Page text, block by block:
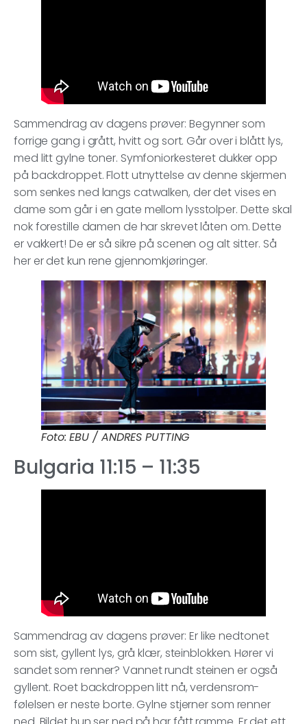
Sammendrag av dagens prøver: Begynner som
forrige gang i grått, hvitt og sort. Går over i blått lys,
med litt gylne toner. Symfoniorkesteret dukker opp
på backdroppet. Flott utnyttelse av denne skjermen
som senkes ned langs catwalken, der det vises en
dame som går i en gate mellom lysstolper. Dette skal
nok forestille damen de har skrevet låten om. Dette
er vakkert! De er så sikre på scenen og alt sitter. Så
her er det kun rene gjennomkjøringer.
Foto: EBU / ANDRES PUTTING
Bulgaria 11:15 – 11:35
Sammendrag av dagens prøver: Er like nedtonet
som sist, gyllent lys, grå klær, steinblokken. Hører vi
sandet som renner? Vannet rundt steinen er også
gyllent. Roet backdroppen litt nå, verdensrom-
følelsen er neste borte. Gylne stjerner som renner